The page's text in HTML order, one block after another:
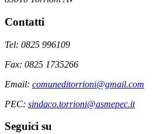
Contatti
Tel: 0825 996109
Fax: 0825 1735266
Email: comuneditorrioni@gmail.com
PEC: sindaco.torrioni@asmepec.it
Seguici su